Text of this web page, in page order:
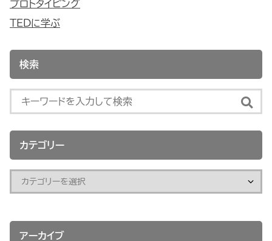
プロトタイピング
TEDに学ぶ
検索
カテゴリー
アーカイブ